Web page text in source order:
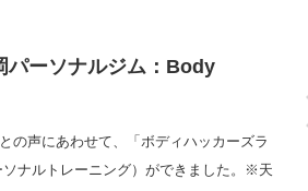
パーソナルジム：Body
の声にあわせて、「ボディハッカーズラ
ナルトレーニング）ができました。※天